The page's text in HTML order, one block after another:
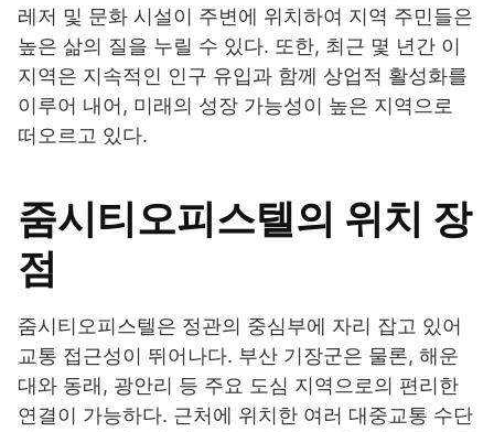
레저 및 문화 시설이 주변에 위치하여 지역 주민들은
높은 삶의 질을 누릴 수 있다. 또한, 최근 몇 년간 이
지역은 지속적인 인구 유입과 함께 상업적 활성화를
이루어 내어, 미래의 성장 가능성이 높은 지역으로
떠오르고 있다.
줌시티오피스텔의 위치 장
점
줌시티오피스텔은 정관의 중심부에 자리 잡고 있어
교통 접근성이 뛰어나다. 부산 기장군은 물론, 해운
대와 동래, 광안리 등 주요 도심 지역으로의 편리한
연결이 가능하다. 근처에 위치한 여러 대중교통 수단